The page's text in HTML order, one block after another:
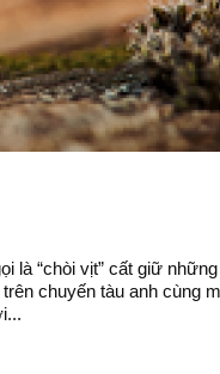
là “chòi vịt” cất giữ
chuyến tàu anh cùng